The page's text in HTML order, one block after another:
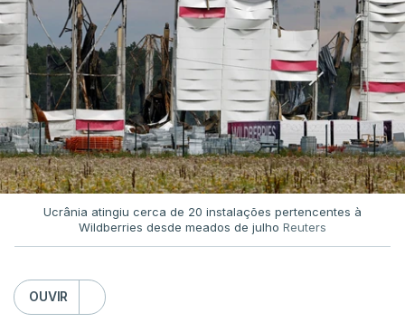
Ucrânia atingiu cerca de 20 instalações pertencentes à
Wildberries desde meados de julho Reuters
OUVIR